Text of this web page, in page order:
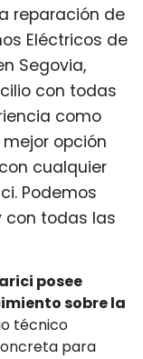
reparación de
Eléctricos de
Segovia,
con todas
como
opción
cualquier
Podemos
con todas las
posee
sobre la
técnico
para